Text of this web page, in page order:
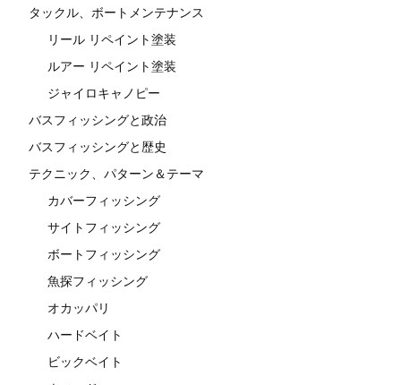
タックル、ボートメンテナンス
リール リペイント塗装
ルアー リペイント塗装
ジャイロキャノピー
バスフィッシングと政治
バスフィッシングと歴史
テクニック、パターン＆テーマ
カバーフィッシング
サイトフィッシング
ボートフィッシング
魚探フィッシング
オカッパリ
ハードベイト
ビックベイト